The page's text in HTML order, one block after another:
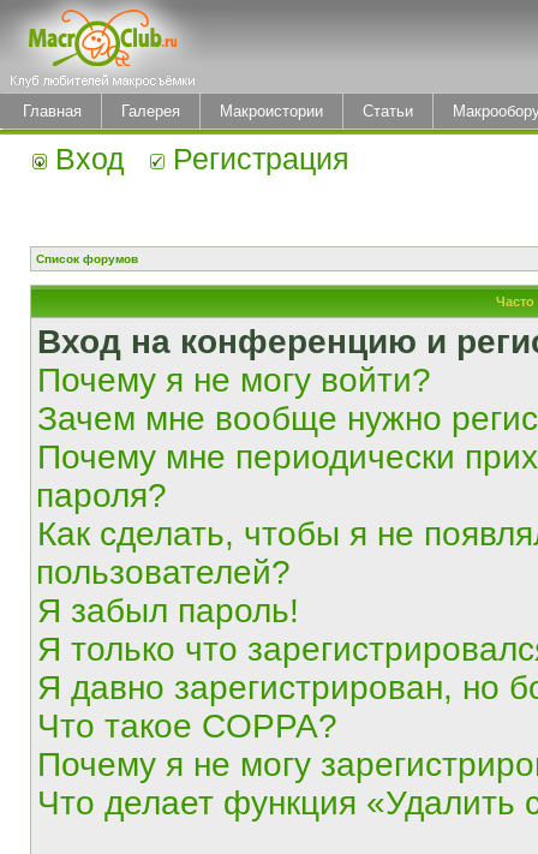
Главная Галерея Макроистории Статьи
Вход Регистрация
Список форумов
Вход на конференцию и
Почему я не могу войти?
Зачем мне вообще нужно
Почему мне периодически
пароля?
Как сделать, чтобы я не
пользователей?
Я забыл пароль!
Я только что
Я давно зарегистрирован, но
Что такое COPPA?
Почему я не могу
Что делает функция «Удалить